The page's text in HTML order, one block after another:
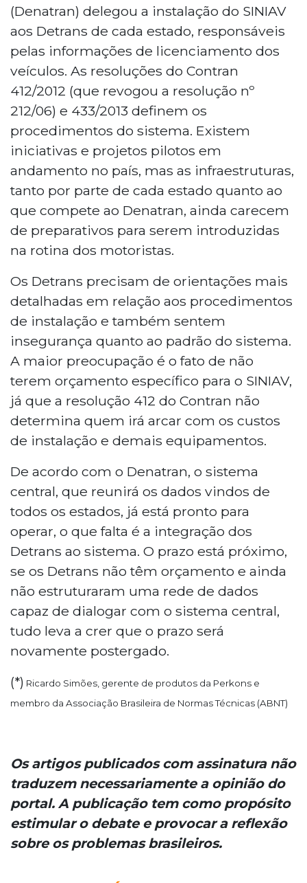
(Denatran) delegou a instalação do SINIAV
aos Detrans de cada estado, responsáveis
pelas informações de licenciamento dos
veículos. As resoluções do Contran
412/2012 (que revogou a resolução nº
212/06) e 433/2013 definem os
procedimentos do sistema. Existem
iniciativas e projetos pilotos em
andamento no país, mas as infraestruturas,
tanto por parte de cada estado quanto ao
que compete ao Denatran, ainda carecem
de preparativos para serem introduzidas
na rotina dos motoristas.
Os Detrans precisam de orientações mais
detalhadas em relação aos procedimentos
de instalação e também sentem
insegurança quanto ao padrão do sistema.
A maior preocupação é o fato de não
terem orçamento específico para o SINIAV,
já que a resolução 412 do Contran não
determina quem irá arcar com os custos
de instalação e demais equipamentos.
De acordo com o Denatran, o sistema
central, que reunirá os dados vindos de
todos os estados, já está pronto para
operar, o que falta é a integração dos
Detrans ao sistema. O prazo está próximo,
se os Detrans não têm orçamento e ainda
não estruturaram uma rede de dados
capaz de dialogar com o sistema central,
tudo leva a crer que o prazo será
novamente postergado.
(*) Ricardo Simões, gerente de produtos da Perkons e
membro da Associação Brasileira de Normas Técnicas (ABNT)
Os artigos publicados com assinatura não
traduzem necessariamente a opinião do
portal. A publicação tem como propósito
estimular o debate e provocar a reflexão
sobre os problemas brasileiros.